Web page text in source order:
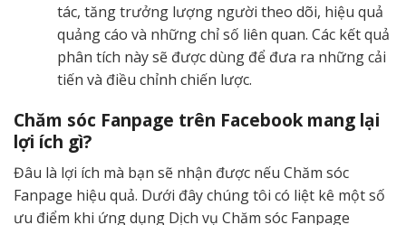
tác, tăng trưởng lượng người theo dõi, hiệu quả
quảng cáo và những chỉ số liên quan. Các kết quả
phân tích này sẽ được dùng để đưa ra những cải
tiến và điều chỉnh chiến lược.
Chăm sóc Fanpage trên Facebook mang lại
lợi ích gì?
Đâu là lợi ích mà bạn sẽ nhận được nếu Chăm sóc
Fanpage hiệu quả. Dưới đây chúng tôi có liệt kê một số
ưu điểm khi ứng dụng Dịch vụ Chăm sóc Fanpage